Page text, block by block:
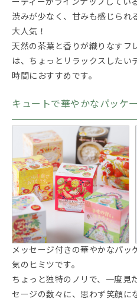
渋みが少なく、甘みも感じられ
大人気！
天然の茶葉と香りが織りなすフ
は、ちょっとリラックスしたい
時間におすすめです。
キュートで華やかなパッケ
メッセージ付きの華やかなパッ
気のヒミツです。
ちょっと独特のノリで、一度見
セージの数々に、思わず笑顔に